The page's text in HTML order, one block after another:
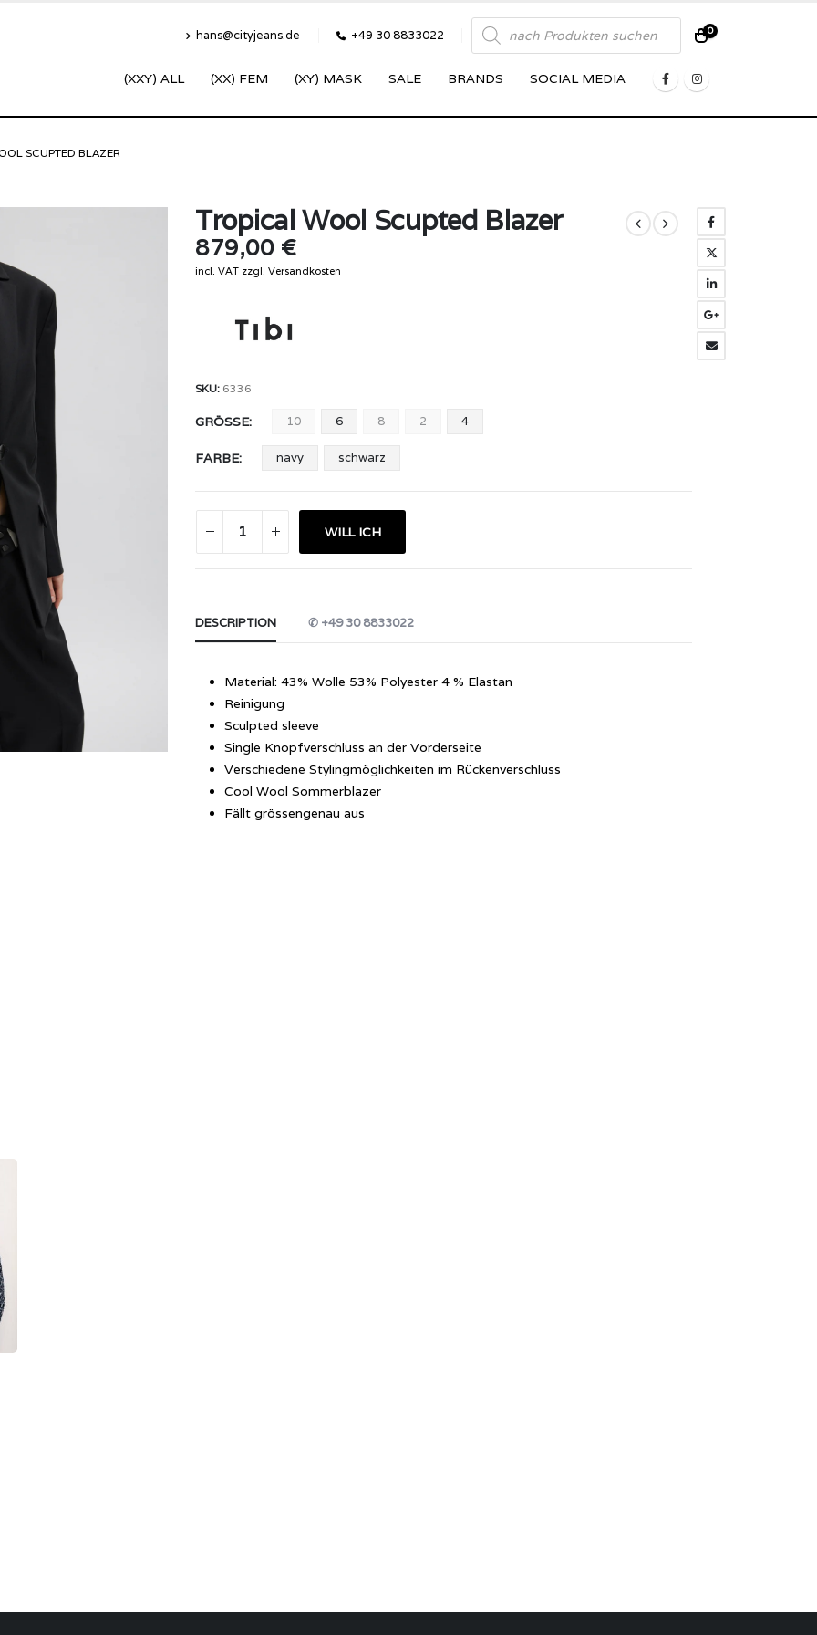
hans@cityjeans.de +49 30 8833022
Products
search 0
(XXY) ALL (XX) FEM (XY) MASK SALE BRANDS SOCIAL MEDIA
SCUPTED BLAZER
Tropical Wool Scupted Blazer
879,00 €
incl. VAT zzgl. Versandkosten
SKU: 6336
GRÖSSE 10 6 8 2 4
FARBE navy schwarz
WILL ICH
DESCRIPTION ✆ +49 30 8833022
Material: 43% Wolle 53% Polyester 4 % Elastan
Reinigung
Sculpted sleeve
Single Knopfverschluss an der Vorderseite
Verschiedene Stylingmöglichkeiten im Rückenverschluss
Cool Wool Sommerblazer
Fällt grössengenau aus